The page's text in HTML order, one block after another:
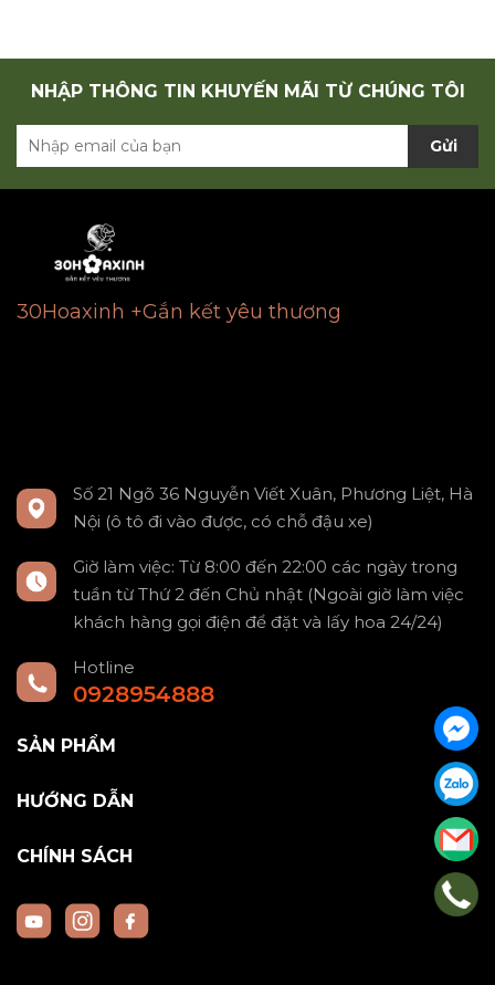
NHẬP THÔNG TIN KHUYẾN MÃI TỪ CHÚNG TÔI
Gửi
30Hoaxinh +Gắn kết yêu thương
Số 21 Ngõ 36 Nguyễn Viết Xuân, Phương Liệt, Hà
Nội (ô tô đi vào được, có chỗ đậu xe)
Giờ làm việc: Từ 8:00 đến 22:00 các ngày trong
tuần từ Thứ 2 đến Chủ nhật (Ngoài giờ làm việc
khách hàng gọi điện để đặt và lấy hoa 24/24)
Hotline
0928954888
SẢN PHẨM
HƯỚNG DẪN
CHÍNH SÁCH